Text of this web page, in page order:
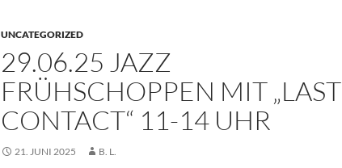
UNCATEGORIZED
29.06.25 JAZZ
FRÜHSCHOPPEN MIT „LAST
CONTACT“ 11-14 UHR
21. JUNI 2025 B. L.